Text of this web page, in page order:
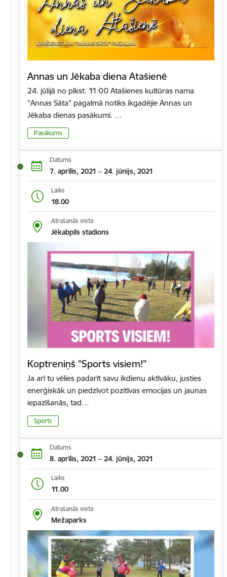
Annas un Jēkaba diena Atašienē
24. jūlijā no plkst. 11:00 Atašienes kultūras nama
"Annas Sāta" pagalmā notiks ikgadējie Annas un
Jēkaba dienas pasākumi. …
Pasākums
Datums
7. aprīlis, 2021 – 24. jūnijs, 2021
Laiks
18.00
Atrašanās vieta
Jēkabpils stadions
Koptreniņš "Sports visiem!"
Ja arī tu vēlies padarīt savu ikdienu aktīvāku, justies
enerģiskāk un piedzīvot pozitīvas emocijas un jaunas
iepazīšanās, tad…
Sports
Datums
8. aprīlis, 2021 – 24. jūnijs, 2021
Laiks
11.00
Atrašanās vieta
Mežaparks